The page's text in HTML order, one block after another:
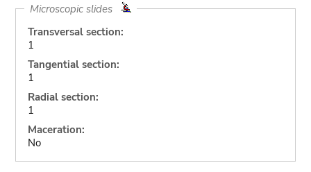
Microscopic slides
Transversal section:
1
Tangential section:
1
Radial section:
1
Maceration:
No